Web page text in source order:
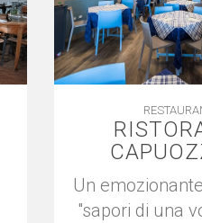
Un
"sapori di una